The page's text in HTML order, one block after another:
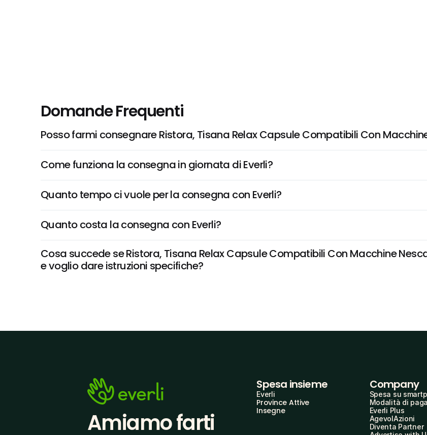
Domande Frequenti
Posso farmi consegnare Ristora, Tisana Relax Capsule Compatibili Con
Come funziona la consegna in giornata di Everli?
Quanto tempo ci vuole per la consegna con Everli?
Quanto costa la consegna con Everli?
Cosa succede se Ristora, Tisana Relax Capsule Compatibili Con Macchine
e voglio dare istruzioni specifiche?
Amiamo farti
Spesa insieme
Everli
Province Attive
Insegne
Company
Spesa su
Modalità di
Everli Plus
AgevolAzioni
Diventa Partner